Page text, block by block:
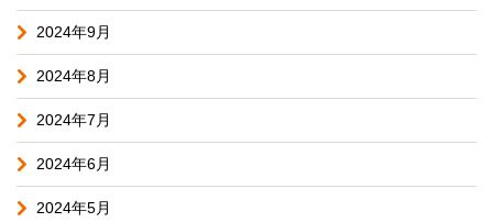
2024年9月
2024年8月
2024年7月
2024年6月
2024年5月